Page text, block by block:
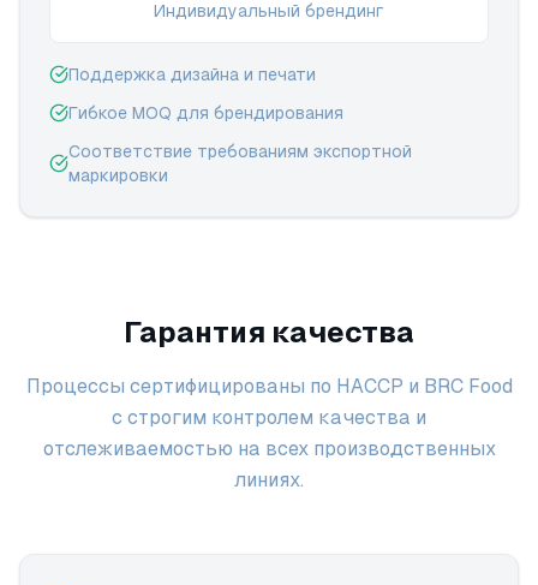
Индивидуальный брендинг
Поддержка дизайна и печати
Гибкое MOQ для брендирования
Соответствие требованиям экспортной
маркировки
Гарантия качества
Процессы сертифицированы по HACCP и BRC Food
с строгим контролем качества и
отслеживаемостью на всех производственных
линиях.